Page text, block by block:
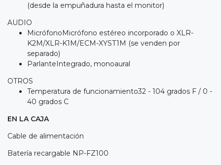
(desde la empuñadura hasta el monitor)
AUDIO
MicrófonoMicrófono estéreo incorporado o XLR-
K2M/XLR-K1M/ECM-XYST1M (se venden por
separado)
ParlanteIntegrado, monoaural
OTROS
Temperatura de funcionamiento32 - 104 grados F / 0 -
40 grados C
EN LA CAJA
Cable de alimentación
Batería recargable NP-FZ100